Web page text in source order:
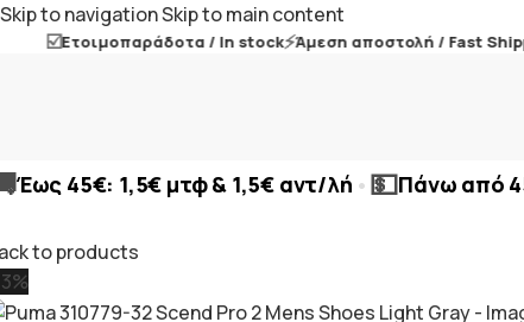
Skip to navigationSkip to main content
Ετοιμοπαράδοτα / In stock⚡Άμεση αποστολή / Fast
Έως 45€: 1,5€ μτφ & 1,5€ αντ/λή •💵Πάνω από
to products